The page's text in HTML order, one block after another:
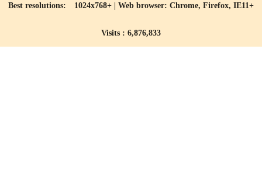
Best resolutions: 1024x768+ | Web browser: Chrome, Firefox, IE11+
Visits : 6,876,833